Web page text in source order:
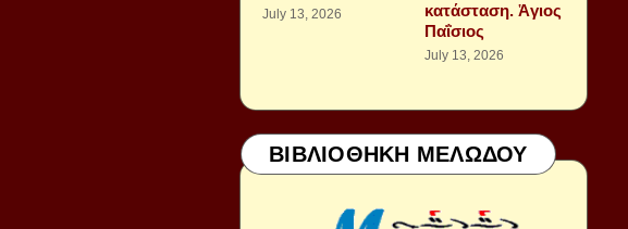
July 13, 2026
κατάσταση. Ἁγιος
Παΐσιος
July 13, 2026
ΒΙΒΛΙΟΘΗΚΗ ΜΕΛΩΔΟΥ